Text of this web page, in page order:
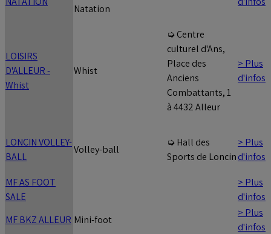
Natation
LOISIRS
D'ALLEUR -
Whist
Whist
➭ Centre
culturel d'Ans,
Place des
Anciens
Combattants, 1
à 4432 Alleur
> Plus
d'infos
LONCIN VOLLEY-
BALL
Volley-ball
➭ Hall des
Sports de Loncin
> Plus
d'infos
MF AS FOOT
SALE
> Plus
d'infos
MF BKZ ALLEUR Mini-foot
> Plus
d'infos